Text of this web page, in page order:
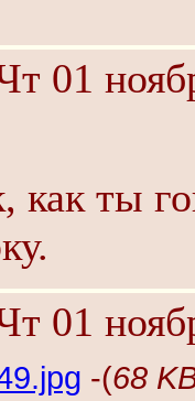
01
как ты
01
-(68